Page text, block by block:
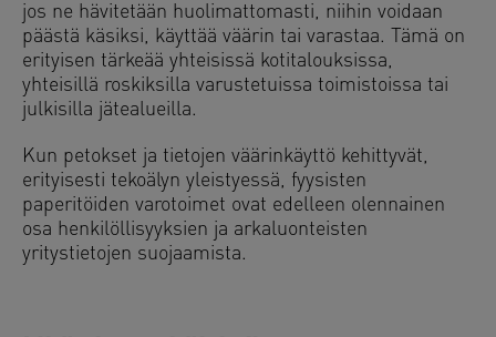
jos ne hävitetään huolimattomasti, niihin voidaan
päästä käsiksi, käyttää väärin tai varastaa. Tämä on
erityisen tärkeää yhteisissä kotitalouksissa,
yhteisillä roskiksilla varustetuissa toimistoissa tai
julkisilla jätealueilla.
Kun petokset ja tietojen väärinkäyttö kehittyvät,
erityisesti tekoälyn yleistyessä, fyysisten
paperitöiden varotoimet ovat edelleen olennainen
osa henkilöllisyyksien ja arkaluonteisten
yritystietojen suojaamista.